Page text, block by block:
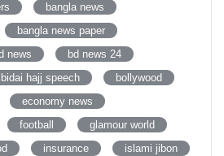
bangla news
bangla news paper
news
bd news 24
bidai hajj speech
bollywood
economy news
football
glamour world
insurance
islami jibon